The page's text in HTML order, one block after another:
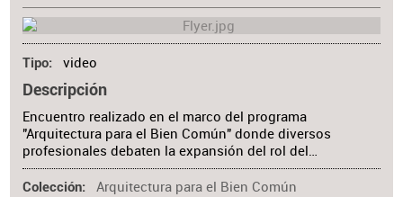
Tipo video
Descripción
Encuentro realizado en el marco del programa
"Arquitectura para el Bien Común" donde diversos
profesionales debaten la expansión del rol del…
Colección Arquitectura para el Bien Común